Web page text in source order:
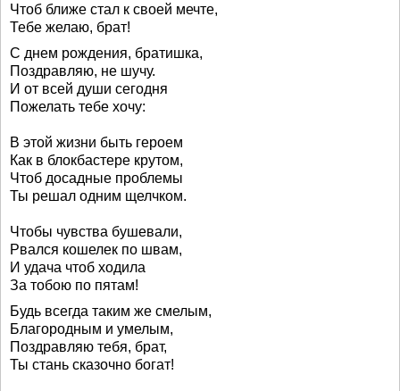
Чтоб ближе стал к своей мечте,
Тебе желаю, брат!
С днем рождения, братишка,
Поздравляю, не шучу.
И от всей души сегодня
Пожелать тебе хочу:
В этой жизни быть героем
Как в блокбастере крутом,
Чтоб досадные проблемы
Ты решал одним щелчком.
Чтобы чувства бушевали,
Рвался кошелек по швам,
И удача чтоб ходила
За тобою по пятам!
Будь всегда таким же смелым,
Благородным и умелым,
Поздравляю тебя, брат,
Ты стань сказочно богат!